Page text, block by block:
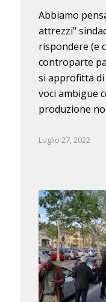
Abbiamo
attrezzi"
rispondere (e
controparte
si approfitta di
voci ambigue
produzione
Luglio 27, 2022